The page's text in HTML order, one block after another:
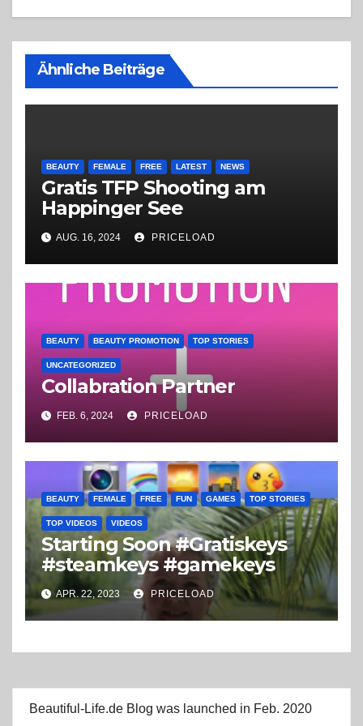
Ähnliche Beiträge
BEAUTY FEMALE FREE LATEST NEWS
Gratis TFP Shooting am
Happinger See
AUG. 16, 2024 PRICELOAD
BEAUTY BEAUTY PROMOTION TOP STORIES
UNCATEGORIZED
Collabration Partner
FEB. 6, 2024 PRICELOAD
BEAUTY FEMALE FREE FUN GAMES TOP STORIES
TOP VIDEOS VIDEOS
Starting Soon #Gratiskeys
#steamkeys #gamekeys
APR. 22, 2023 PRICELOAD
Beautiful-Life.de Blog was launched in Feb. 2020